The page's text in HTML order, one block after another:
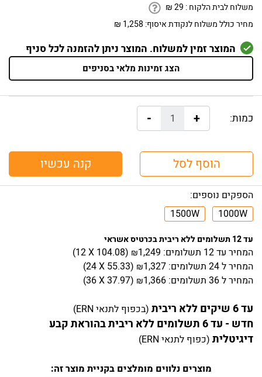
משלוח לבית הלקוח :
₪29
מחיר כולל משלוח לנקודת איסוף: 1,258 ₪
המוצר זמין למשלוח. המוצר ניתן להזמנה לכל סניף
הצג זמינות מלאי בסניפים
כמות: +
-
הוסף לסל קנה עכשיו
הספקים נוספים:
1000W
1500W
עד 12 תשלומים ללא ריבית בכרטיס אשראי
המחיר עד 12 תשלומים: ₪1,249
(12 X 104.08)
המחירל 24 תשלומים: ₪1,327
(24 X 55.33)
המחירל 36 תשלומים: ₪1,366
(36 X37.97)
עד 6 שיקים ללא ריבית (בכפוף לתנאי ERN)
חדש - עד 6 תשלומים ללא ריבית בהוראת קבע
דיגיטלית (כפוף לתנאי ERN)
מוצרים נלווים מומלצים בקניית מוצר זה: